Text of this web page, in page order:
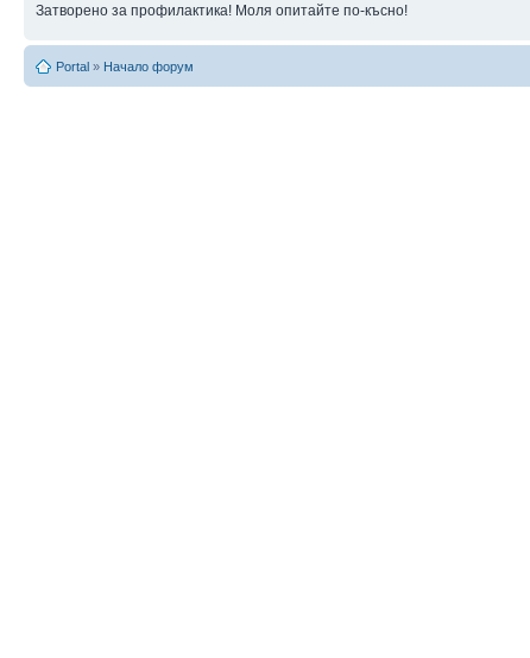
Затворено за профилактика! Моля опитайте по-късно!
Portal » Начало форум